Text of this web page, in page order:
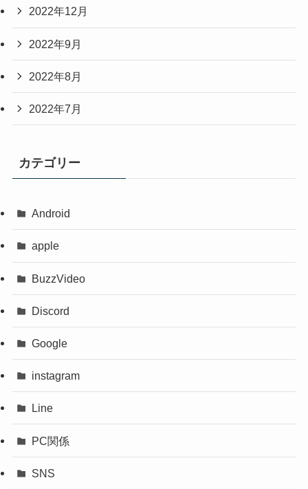
2022年12月
2022年9月
2022年8月
2022年7月
カテゴリー
Android
apple
BuzzVideo
Discord
Google
instagram
Line
PC関係
SNS